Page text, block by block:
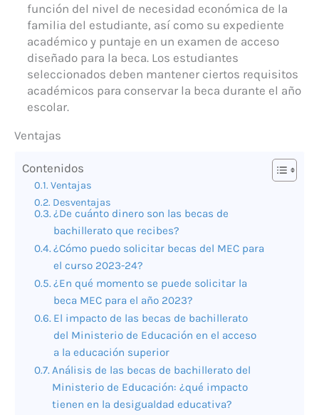
función del nivel de necesidad económica de la
familia del estudiante, así como su expediente
académico y puntaje en un examen de acceso
diseñado para la beca. Los estudiantes
seleccionados deben mantener ciertos requisitos
académicos para conservar la beca durante el año
escolar.
Ventajas
Contenidos
Ventajas
Desventajas
¿De cuánto dinero son las becas de
bachillerato que recibes?
¿Cómo puedo solicitar becas del MEC para
el curso 2023-24?
¿En qué momento se puede solicitar la
beca MEC para el año 2023?
El impacto de las becas de bachillerato
del Ministerio de Educación en el acceso
a la educación superior
Análisis de las becas de bachillerato del
Ministerio de Educación: ¿qué impacto
tienen en la desigualdad educativa?